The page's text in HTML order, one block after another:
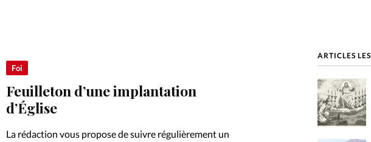
Foi
Opinions
À propos
Foi
Feuilleton d’une implantation
d’Église
La rédaction vous propose de suivre régulièrement un
ARTICLES